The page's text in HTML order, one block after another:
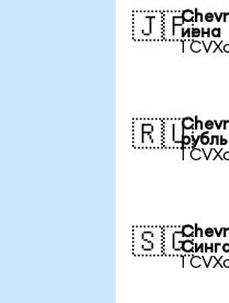
🇯🇵иена
1
🇷🇺рубль
1
🇸🇬
1